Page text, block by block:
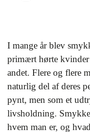
I mange år blev
primært hørte
andet. Flere og flere
naturlig del af deres
pynt, men som et
livsholdning.
hvem man er, og